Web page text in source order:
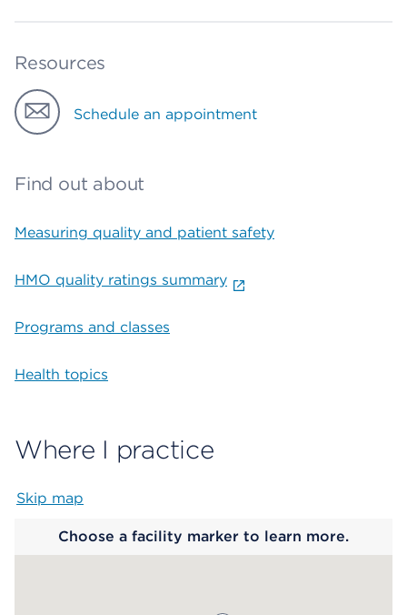
Resources
Schedule an appointment
Find out about
Measuring quality and patient safety
HMO quality ratings summary
Programs and classes
Health topics
Where I practice
Skip map
Choose a facility marker to learn more.